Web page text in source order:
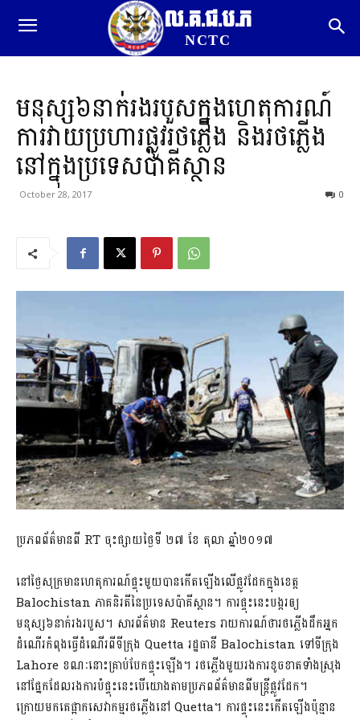
ល.គ.ជ.ប.ភ
NCTC
មនុស្ស៦នាក់រងរបួសក្នុងហេតុការណ៍
ការវាយប្រហារផ្លូវរថភ្លើង និងរថភ្លើង
នៅក្នុងប្រទេសប៉ាគីស្ថាន
October 28, 2017 0
ប្រភពព័ត៌មានពី RT ចុះផ្សាយថ្ងៃទី ២៧ ខែ តុលា ឆ្នាំ២០១៧
នៅថ្ងៃសុក្រមានហេតុការណ៍ផ្ទុះមួយបានកើតឡើងលើផ្លូវដែកក្នុងខេត្ត
Balochistan ភាគនិរតីនៃប្រទេសប៉ាគីស្ថាន។ ការផ្ទុះនេះបង្ករឲ្យ
មនុស្ស៦នាក់រងរបួស។ សារព័ត៌មាន Reuters រាយការណ៍ថារថភ្លើងដឹកអ្នក
ដំណើរកំពុងធ្វើដំណើរពីទីក្រុង Quetta រដ្ឋធានី Balochistan ទៅទីក្រុង
Lahore ខណៈនោះគ្រាប់បែកផ្ទុះឡើង។ រថភ្លើងមួយរងការខូចខាតទាំងស្រុង
នៅផ្នែកដែលរងការបំផ្ទុះនេះបើយោងតាមប្រភពព័ត៌មានពីមន្ត្រីផ្លូវដែក។
ក្រោយមកគេផ្អាកសេវាកម្មរថភ្លើងនៅ Quetta។ ការផ្ទុះនេះកើតឡើងប៉ុន្មាន